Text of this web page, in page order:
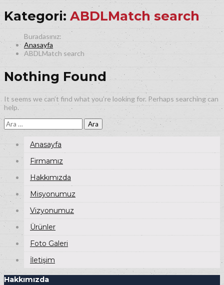
Kategori: ABDLMatch search
Anasayfa
ABDLMatch search
Nothing Found
It seems we can’t find what you’re looking for. Perhaps searching can
help.
Arama:
Anasayfa
Firmamız
Hakkımızda
Misyonumuz
Vizyonumuz
Ürünler
Foto Galeri
İletişim
Hakkımızda